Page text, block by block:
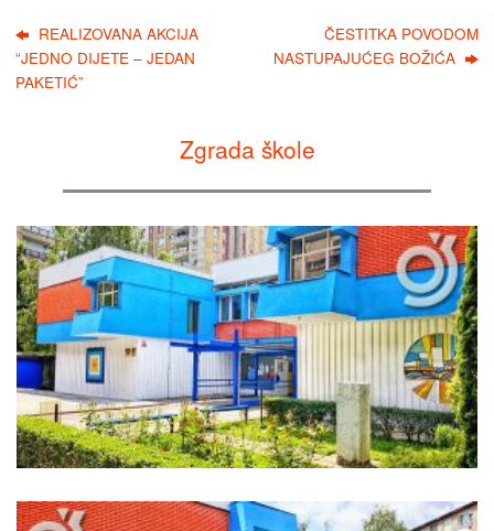
REALIZOVANA AKCIJA
“JEDNO DIJETE – JEDAN
PAKETIĆ”
ČESTITKA POVODOM
NASTUPAJUĆEG BOŽIĆA
Zgrada škole